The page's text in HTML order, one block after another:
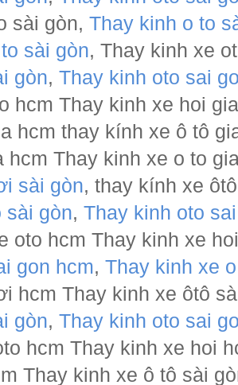
sài gòn, Thay kinh o to
sài gòn, Thay kinh xe
gòn, Thay kinh oto sai
hcm Thay kinh xe hoi
hcm thay kính xe ô tô
hcm Thay kinh xe o to
sài gòn, thay kính xe
sài gòn, Thay kinh oto
oto hcm Thay kinh xe
gon hcm,Thay kinh xe
hcm Thay kinh xe ôtô
gòn, Thay kinh oto sai
hcm Thay kinh xe hoi
Thay kinh xe ô tô sài